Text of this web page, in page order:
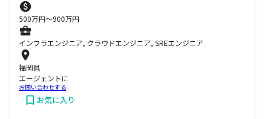
500万円〜900万円
インフラエンジニア, クラウドエンジニア, SREエンジニア
福岡県
エージェントに
お問い合わせする
お気に入り